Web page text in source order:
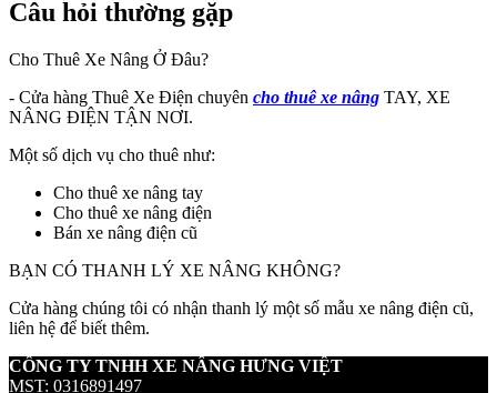
Câu hỏi thường gặp
Cho Thuê Xe Nâng Ở Đâu?
- Cửa hàng Thuê Xe Điện chuyên cho thuê xe nâng TAY, XE
NÂNG ĐIỆN TẬN NƠI.
Một số dịch vụ cho thuê như:
Cho thuê xe nâng tay
Cho thuê xe nâng điện
Bán xe nâng điện cũ
BẠN CÓ THANH LÝ XE NÂNG KHÔNG?
Cửa hàng chúng tôi có nhận thanh lý một số mẫu xe nâng điện cũ,
liên hệ để biết thêm.
CÔNG TY TNHH XE NÂNG HƯNG VIỆT
MST: 0316891497